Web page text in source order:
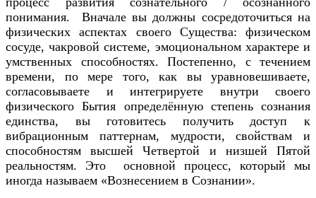
понимания. Вначале вы должны сосредоточиться на
физических аспектах своего Существа: физическом
сосуде, чакровой системе, эмоциональном характере и
умственных способностях. Постепенно, с течением
времени, по мере того, как вы уравновешиваете,
согласовываете и интегрируете внутри своего
физического Бытия определённую степень сознания
единства, вы готовитесь получить доступ к
вибрационным паттернам, мудрости, свойствам и
способностям высшей Четвертой и низшей Пятой
реальностям. Это основной процесс, который мы
иногда называем «Вознесением в Сознании».